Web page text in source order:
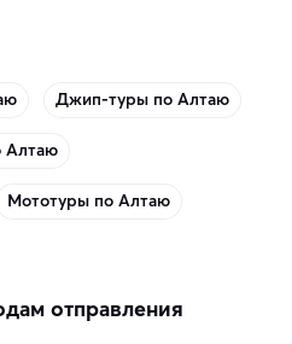
Джип-туры по Алтаю
Алтаю
Мототуры по Алтаю
отправления